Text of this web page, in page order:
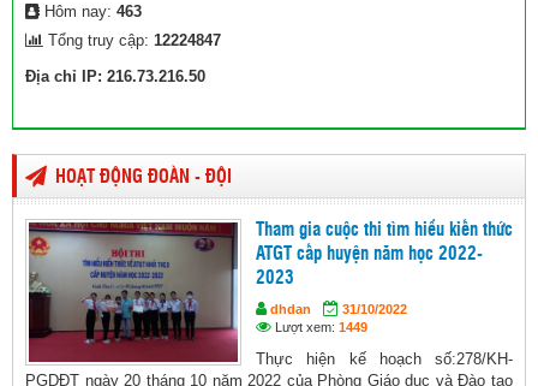
Hôm nay: 463
Tổng truy cập: 12224847
Địa chỉ IP: 216.73.216.50
HOẠT ĐỘNG ĐOÀN - ĐỘI
Tham gia cuộc thi tìm hiểu kiến thức
ATGT cấp huyện năm học 2022-
2023
dhdan
31/10/2022
Lượt xem: 1449
Thực hiện kế hoạch số:278/KH-
PGDĐT ngày 20 tháng 10 năm 2022 của Phòng Giáo dục và Đào tạo